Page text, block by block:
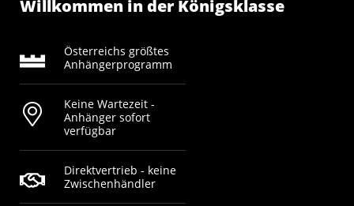
Willkommen in der Königsklasse
Österreichs größtes
Anhängerprogramm
Keine Wartezeit -
Anhänger sofort
verfügbar
Direktvertrieb - keine
Zwischenhändler